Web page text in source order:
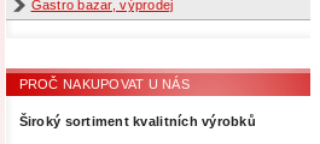
Gastro bazar, výprodej
PROČ NAKUPOVAT U NÁS
Široký sortiment kvalitních výrobků